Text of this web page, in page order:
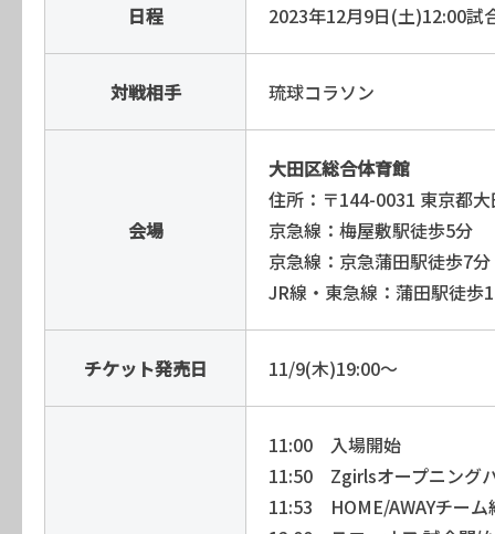
日程 2023年12月9日(土)12:00試
対戦相手 琉球コラソン
会場
大田区総合体育館
住所：〒144-0031 東京都
京急線：梅屋敷駅徒歩5分
京急線：京急蒲田駅徒歩7分
JR線・東急線：蒲田駅徒歩
チケット発売日 11/9(木)19:00〜
11:00 入場開始
11:50 Zgirlsオープニング
11:53 HOME/AWAYチーム